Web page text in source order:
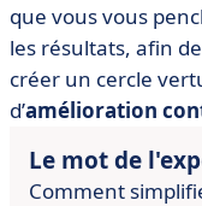
que vous vous
les résultats, afin
créer un cercle
d’amélioration
Le mot de
Comment